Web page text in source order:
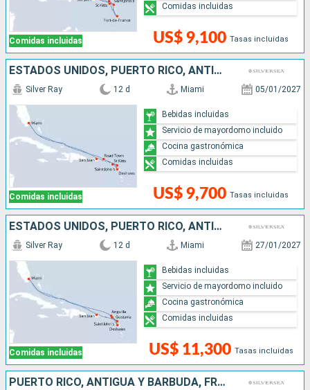
Comidas incluidas US$ 9,100 Tasas incluidas
Comidas incluidas
ESTADOS UNIDOS, PUERTO RICO, ANTIGUA Y BARBUDA, FRANCIA
Comidas incluidas
Silver Ray 12 d Miami 05/01/2027
US$ 9,700 Tasas incluidas
Bebidas incluidas
Servicio de mayordomo incluido
Cocina gastronómica
Comidas incluidas
ESTADOS UNIDOS, PUERTO RICO, ANTIGUA Y BARBUDA, FRANCIA,
Comidas incluidas
Silver Ray 12 d Miami 27/01/2027
US$ 11,300 Tasas incluidas
Bebidas incluidas
Servicio de mayordomo incluido
Cocina gastronómica
Comidas incluidas
PUERTO RICO, ANTIGUA Y BARBUDA, FRANCIA, , ESTADOS UNIDOS